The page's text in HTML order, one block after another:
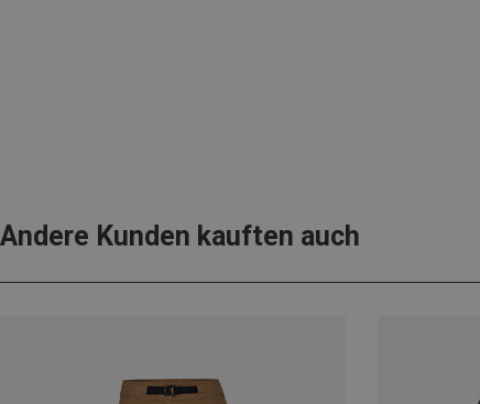
Andere Kunden kauften auch